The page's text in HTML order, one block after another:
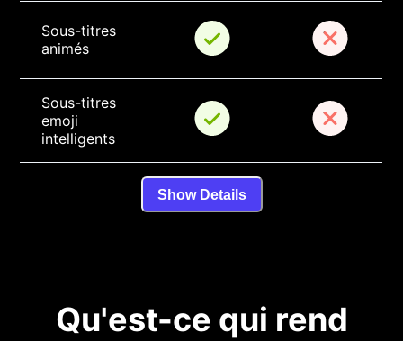
Sous-titres
animés
Sous-titres
emoji
intelligents
Show Details
Qu'est-ce qui rend